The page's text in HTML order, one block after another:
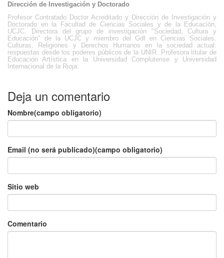
Dirección de Investigación y Doctorado
Profesor Contratado Doctor Acreditado y Dirección de Investigación y
Doctorado en la Facultad de Ciencias Sociales y de la Educación,
UCJC. Directora del grupo de investigación "Sociedad, Cultura y
Educación" de la UCJC y miembro del GdI en Ciencias Sociales.
Culturas, Religiones y Derechos Humanos en la sociedad actual:
respuestas desde los poderes públicos de la UNIR. Profesora titular de
Educación Artística en la Universidad Complutense y Universidad
Internacional de la Rioja.
Deja un comentario
Nombre(campo obligatorio)
Email (no será publicado)(campo obligatorio)
Sitio web
Comentario